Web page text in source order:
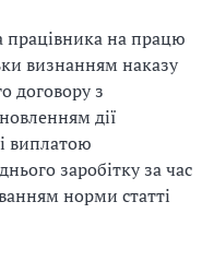
працівника на працю
визнанням наказу
договору з
дії
виплатою
заробітку за час
норми статті